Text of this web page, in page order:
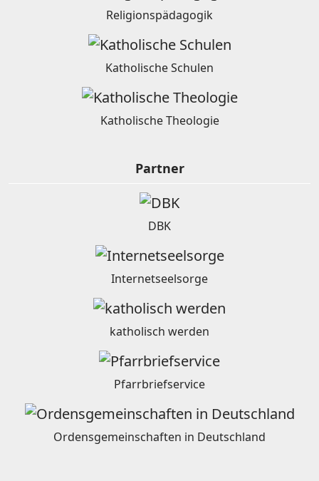
Religionspädagogik
Katholische Schulen
Katholische Theologie
Partner
DBK
Internetseelsorge
katholisch werden
Pfarrbriefservice
Ordensgemeinschaften in Deutschland